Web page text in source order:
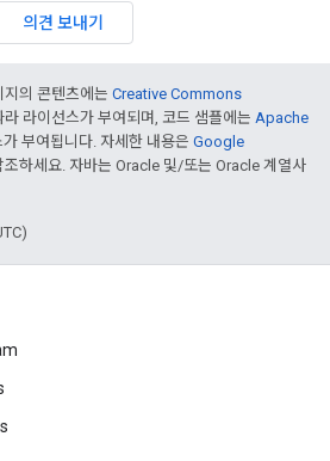
의견 보내기
의 콘텐츠에는 Creative Commons
라 라이선스가 부여되며, 코드 샘플에는 Apache
부여됩니다. 자세한 내용은 Google
조하세요. 자바는 Oracle 및/또는 Oracle 계열사